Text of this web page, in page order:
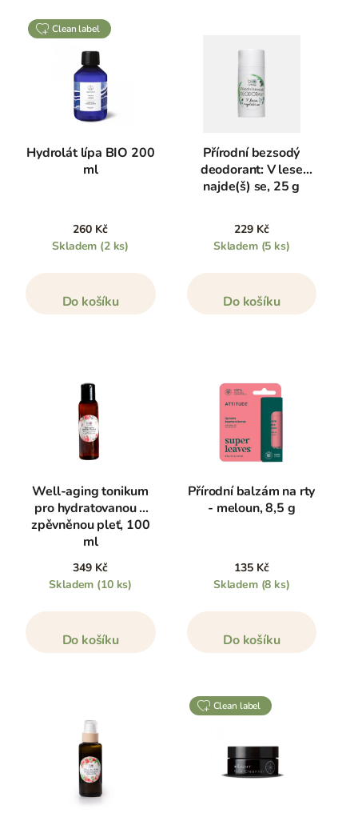
clean label
Hydrolát lípa BIO 200
ml
260 Kč
Skladem (2 ks)
Do košíku
Přírodní bezsodý
deodorant: V lese
najde(š) se, 25 g
229 Kč
Skladem (5 ks)
Do košíku
Well-aging tonikum
pro hydratovanou a
zpěvněnou pleť, 100
ml
349 Kč
Skladem (10 ks)
Do košíku
Přírodní balzám na rty
- meloun, 8,5 g
135 Kč
Skladem (8 ks)
Do košíku
clean label